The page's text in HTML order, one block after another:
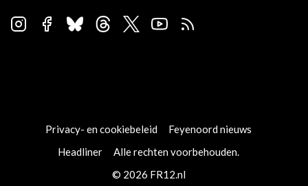
Privacy- en cookiebeleid
Feyenoord nieuws
Headliner
Alle rechten voorbehouden.
© 2026 FR12.nl